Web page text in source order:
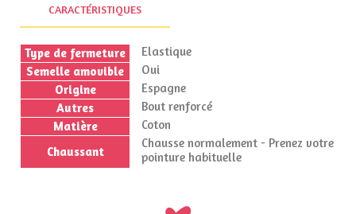
CARACTÉRISTIQUES
Type de fermeture
Elastique
Semelle amovible
Oui
Origine
Espagne
Autres
Bout renforcé
Matière
Coton
Chaussant
Chausse normalement - Prenez votre
pointure habituelle